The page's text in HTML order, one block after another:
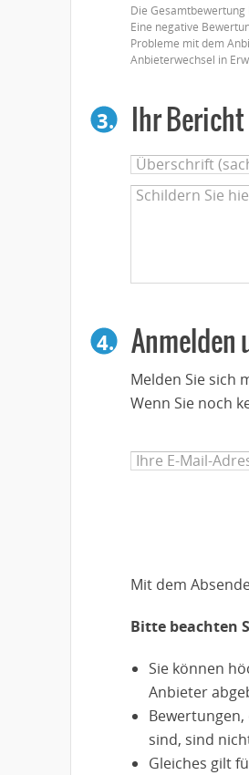
Die
Eine negative
Probleme mit dem
Anbieterwechsel in
3. Ihr Bericht
4. Anmelden
Melden Sie sich
Wenn Sie noch
Mit dem
Bitte beachten
Sie können
Anbieter
sind, sind
Gleiches gilt